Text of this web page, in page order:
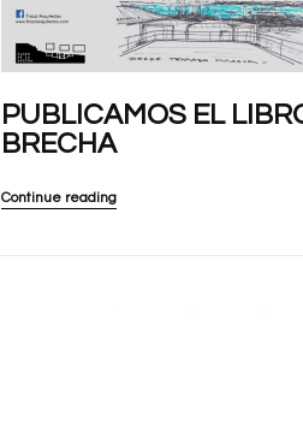
PUBLICAMOS EL
BRECHA
Continue reading